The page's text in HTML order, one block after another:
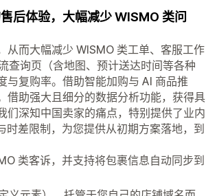
后体验，大幅减少 WISMO 类问
而大幅减少 WISMO 类工单、客服工作
查询页（含地图、预计送达时间等各种
与复购率。借助智能加购与 AI 商品推
借助强大且细分的数据分析功能，获得具
们深知中国卖家的痛点，特别提供了业内
差限制，为您提供从初期方案落地，到
类客诉，并支持将包裹信息自动同步到